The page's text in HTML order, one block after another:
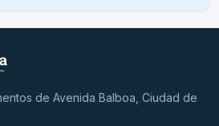
de Avenida Balboa, Ciudad de